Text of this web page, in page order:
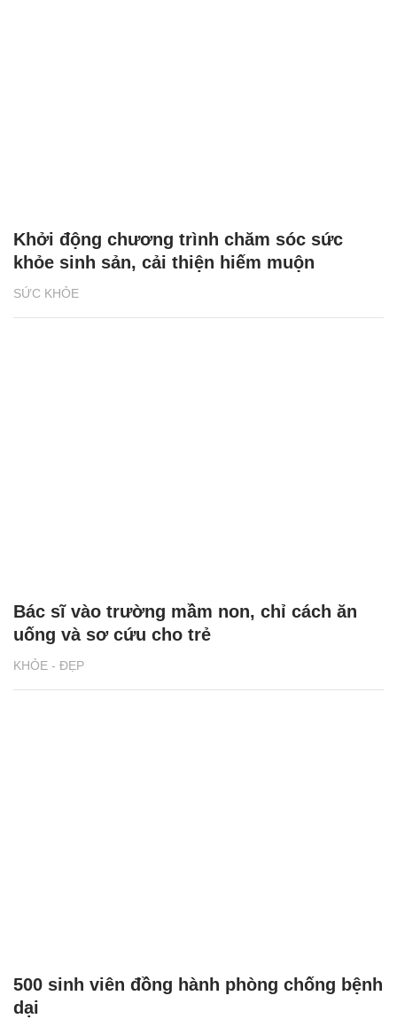
SỨC KHỎE
Khởi động chương trình chăm sóc sức
khỏe sinh sản, cải thiện hiếm muộn
KHỎE - ĐẸP
Bác sĩ vào trường mầm non, chỉ cách ăn
uống và sơ cứu cho trẻ
500 sinh viên đồng hành phòng chống bệnh
dại